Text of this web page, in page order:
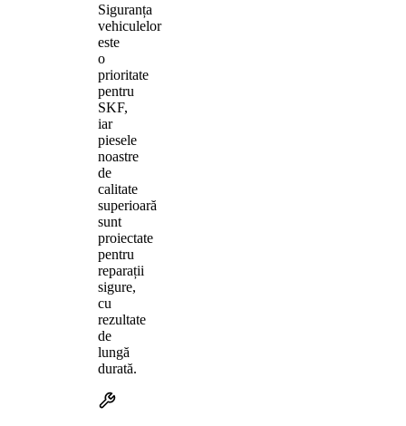
Siguranța
vehiculelor
este
o
prioritate
pentru
SKF,
iar
piesele
noastre
de
calitate
superioară
sunt
proiectate
pentru
reparații
sigure,
cu
rezultate
de
lungă
durată.